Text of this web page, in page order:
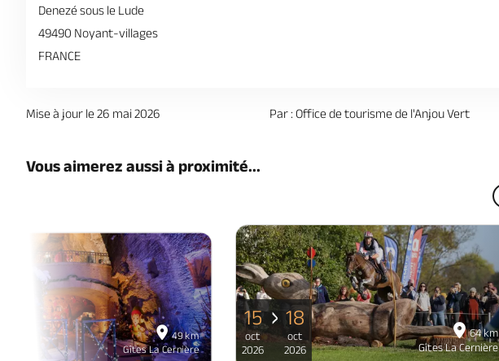
Denezé sous le Lude
49490 Noyant-villages
FRANCE
Mise à jour le 26 mai 2026 Par : Office de tourisme de l'Anjou Vert
Vous aimerez aussi à proximité...
49 km
Gîtes La Cernière
64 km
Gîtes La Cernière
15
oct
2026
18
oct
2026